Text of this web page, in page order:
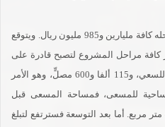
ويبلغ إجمالي تكلفة المشروع في مراحله كافة مليارين و985 مليون ريال. ويتوقع
كافة مراحل المشروع لتصبح قادرة على
استيعاب 118 ألف شخص لكل ساعة للسعي، و115 ألفا و600 مصلٍّ، وهو الأمر
للمسعى، فمساحة المسعى قبل
التوسعة كانت تقدر بنحو 29 ألفا و400 متر مربع. أما بعد التوسعة فسترتفع لتبلغ